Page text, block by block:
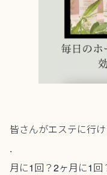
皆さんがエステに行
.
月に1回？2ヶ月に1回